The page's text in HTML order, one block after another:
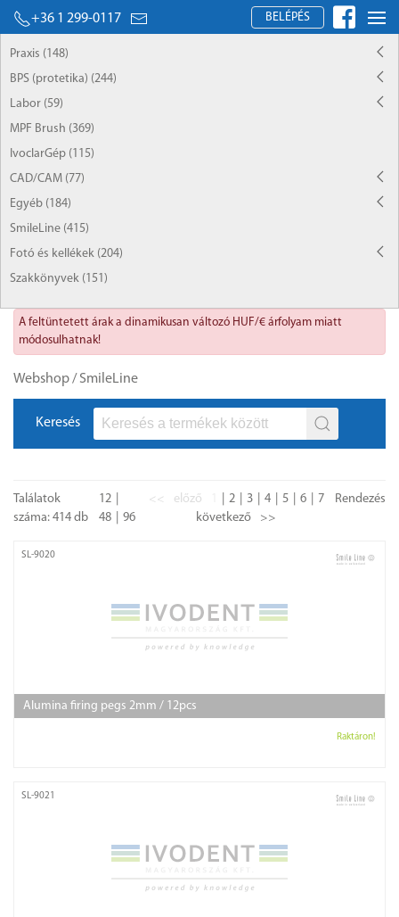
+36 1 299-0117 BELÉPÉS
Praxis (148)
BPS (protetika) (244)
Labor (59)
MPF Brush (369)
IvoclarGép (115)
CAD/CAM (77)
Egyéb (184)
SmileLine (415)
Fotó és kellékek (204)
Szakkönyvek (151)
A feltüntetett árak a dinamikusan változó HUF/€ árfolyam miatt
módosulhatnak!
Webshop/ SmileLine
Keresés
Találatok
száma: 414 db
12
48
96
<< előző 2 3 4 5 6
7
következő
>>
Rendezés
SL-9020
Alumina firing pegs 2mm / 12pcs
Raktáron!
SL-9021